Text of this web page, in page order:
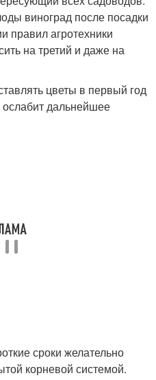
виноград после посадки
правил агротехники
на третий и даже на
цветы в первый год
ослабит дальнейшее
сроки желательно
корневой системой.